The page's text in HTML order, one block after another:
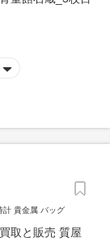
計 貴金属 バッグ